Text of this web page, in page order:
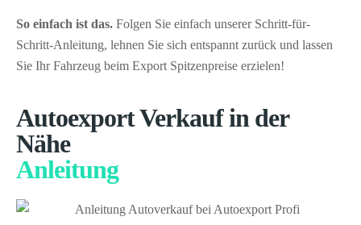
So einfach ist das. Folgen Sie einfach unserer Schritt-für-
Schritt-Anleitung, lehnen Sie sich entspannt zurück und lassen
Sie Ihr Fahrzeug beim Export Spitzenpreise erzielen!
Autoexport Verkauf in der
Nähe
Anleitung